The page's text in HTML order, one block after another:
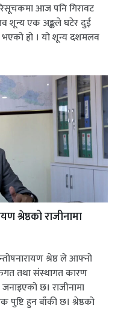
आज पनि गिरावट
एक अङ्कले घटेर दुई
हो । यो शून्य दशमलव
श्रेष्ठको राजीनामा
श्रेष्ठ ले आफ्नो
तथा संस्थागत कारण
छ। राजीनामा
हुन बाँकी छ। श्रेष्ठको